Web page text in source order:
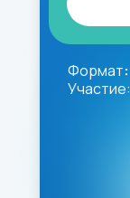
Формат:
Участие: